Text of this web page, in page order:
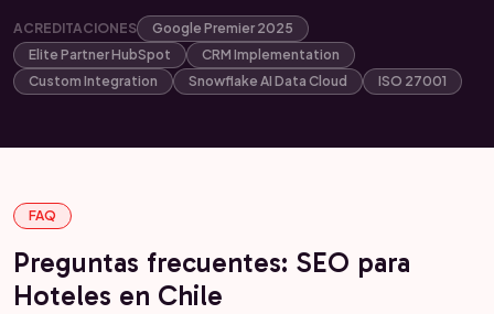
ACREDITACIONES
Google Premier 2025
Elite Partner HubSpot
CRM Implementation
Custom Integration
Snowflake AI Data Cloud ISO 27001
FAQ
Preguntas frecuentes: SEO para
Hoteles en Chile